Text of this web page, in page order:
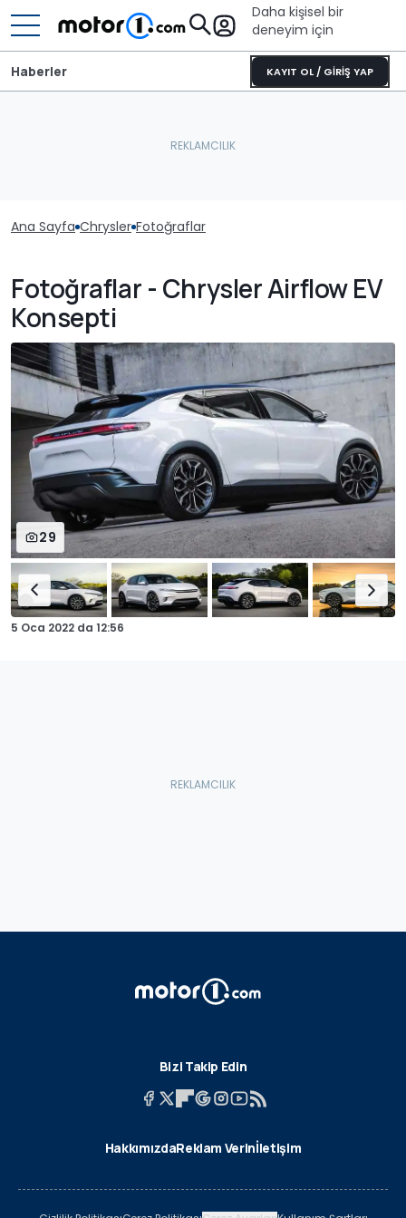
Daha kişisel bir
deneyim için
KAYIT OL / GİRİŞ YAP
Haberler
Ana Sayfa Chrysler Fotoğraflar
Fotoğraflar - Chrysler Airflow EV
Konsepti
29
5 Oca 2022 da 12:56
Bizi Takip Edin
HakkımızdaReklam Verinİletişim